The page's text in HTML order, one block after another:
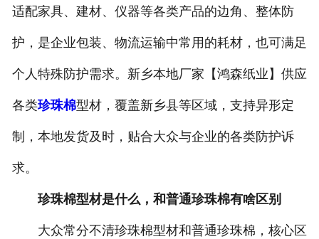
- pe袋
- PP中空板
- 胶带
纸箱
- 水果网套
适配家具、建材、仪器等各类产品的边角、整体防
护，是企业包装、物流运输中常用的耗材，也可满足
个人特殊防护需求。新乡本地厂家【鸿森纸业】供应
各类珍珠棉型材，覆盖新乡县等区域，支持异形定
制，本地发货及时，贴合大众与企业的各类防护诉
求。
珍珠棉型材是什么，和普通珍珠棉有啥区别
大众常分不清珍珠棉型材和普通珍珠棉，核心区